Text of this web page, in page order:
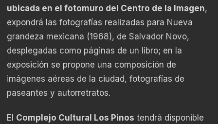
ubicada en el fotomuro del Centro de la Imagen,
expondrá las fotografías realizadas para Nueva
grandeza mexicana (1968), de Salvador Novo,
desplegadas como páginas de un libro; en la
exposición se propone una composición de
imágenes aéreas de la ciudad, fotografías de
paseantes y autorretratos.
El Complejo Cultural Los Pinos tendrá disponible